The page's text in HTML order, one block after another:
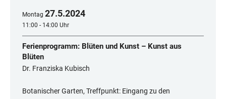
Montag 27.5.2024
11:00 - 14:00 Uhr
Ferienprogramm: Blüten und Kunst – Kunst aus
Blüten
Dr. Franziska Kubisch
Botanischer Garten, Treffpunkt: Eingang zu den